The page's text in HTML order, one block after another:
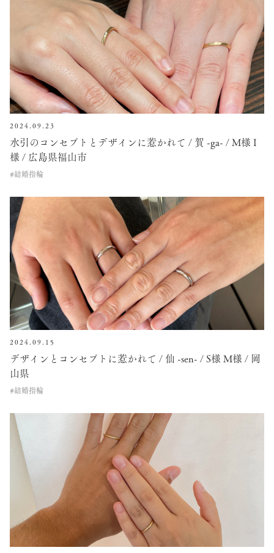
2024.09.23
水引のコンセプトとデザインに惹かれて / 賀 -ga- / M様 I
様 / 広島県福山市
#結婚指輪
2024.09.15
デザインとコンセプトに惹かれて / 仙 -sen- / S様 M様 / 岡
山県
#結婚指輪